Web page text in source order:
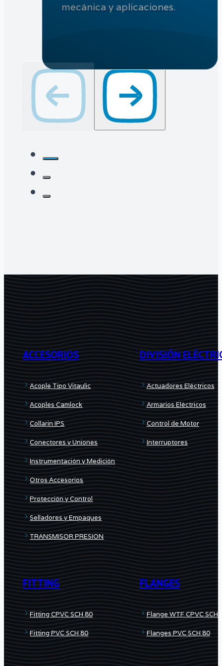
mecánica y aplicaciones.
ACCESORIOS
Acople Tipo Vitaulic
Acoples Camlock
Collarin IPS
Conectores y Uniones
Instrumentación y Medición
Otros Accesorios
Protección y Control
Selladores y Empaques
TRANSMISOR PRESION
DIVISIÓN
Actuadores Eléctricos
Armarios Eléctricos
Control de Motor
Interruptores
FITTING
Fitting CPVC SCH 80
Fitting PVC SCH 80
FLANGES
Flange WTF CPVC SCH
Flanges PVC SCH 80